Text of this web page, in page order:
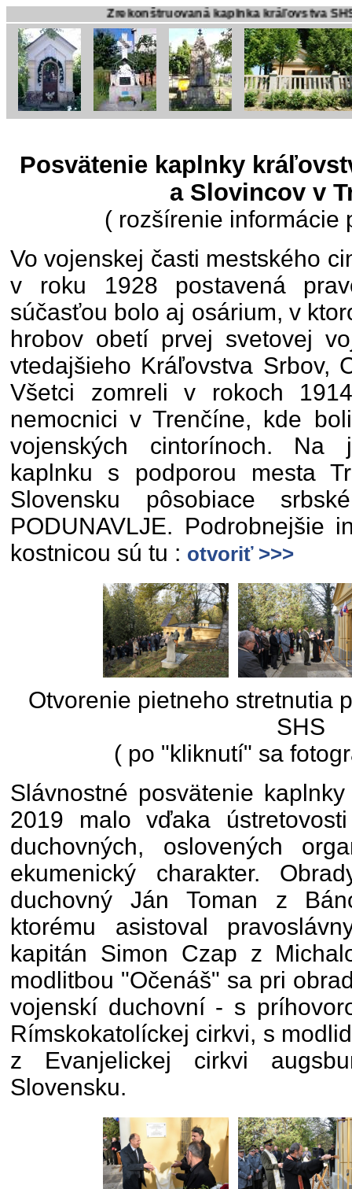
Zrekonštruovaná kaplnka kráľovstva SHS v
Posvätenie kaplnky
a Slovincov v
( rozšírenie informácie
Vo vojenskej časti mestského
v roku 1928 postavená
súčasťou bolo aj osárium, v
hrobov obetí prvej svetovej
vtedajšieho Kráľovstva Srbov,
Všetci zomreli v rokoch
nemocnici v Trenčíne, kde
vojenských cintorínoch. Na
kaplnku s podporou mesta
Slovensku pôsobiace
PODUNAVLJE. Podrobnejšie
kostnicou sú tu : otvoriť >>>
Otvorenie pietneho stretnutia
SHS
( po "kliknutí" sa
Slávnostné posvätenie
2019 malo vďaka
duchovných, oslovených
ekumenický charakter.
duchovný Ján Toman z
ktorému asistoval
kapitán Simon Czap z
modlitbou "Očenáš" sa pri
vojenskí duchovní - s
Rímskokatolíckej cirkvi, s
z Evanjelickej cirkvi
Slovensku.